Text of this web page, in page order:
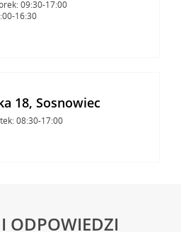
09:30-17:00
16:30
18, Sosnowiec
08:30-17:00
ODPOWIEDZI